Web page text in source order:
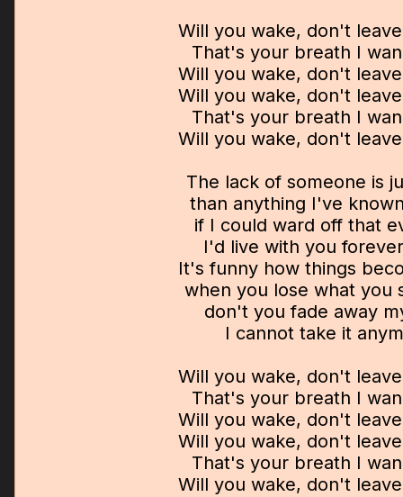
Will you wake, don't
That's your breath I
Will you wake, don't
Will you wake, don't
That's your breath I
Will you wake, don't
The lack of someone is
than anything I've
if I could ward off that
I'd live with you
It's funny how things
when you lose what you
don't you fade away
I cannot take it
Will you wake, don't
That's your breath I
Will you wake, don't
Will you wake, don't
That's your breath I
Will you wake, don't